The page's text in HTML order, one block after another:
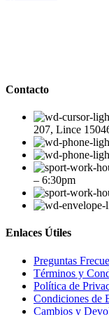
Contacto
207, Lince
– 6:30pm
Enlaces Útiles
Preguntas
Términos y
Política de
Condiciones de
Cambios y